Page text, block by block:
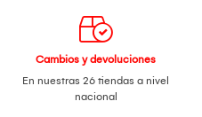
Cambios y devoluciones
En nuestras 26 tiendas a nivel
nacional